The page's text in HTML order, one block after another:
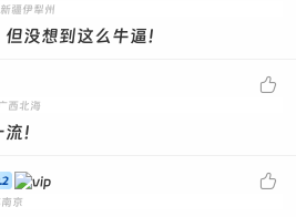
新疆伊犁州
没想到这么牛逼！

西北海
！

京